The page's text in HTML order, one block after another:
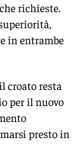
richieste.
in entrambe
croato resta
per il nuovo
presto in